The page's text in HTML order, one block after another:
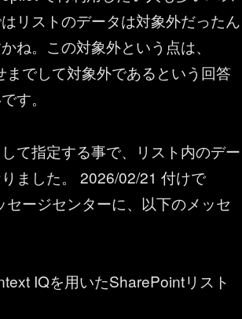
リストのデータは対象外だったん
ね。この対象外という点は、
でして対象外であるという回答
す。
て指定する事で、リスト内のデー
ました。 2026/02/21 付けで
ージセンターに、以下のメッセ
IQを用いたSharePointリスト